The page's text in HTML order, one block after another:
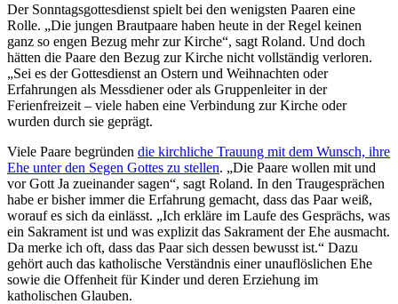
Der Sonntagsgottesdienst spielt bei den wenigsten Paaren eine
Rolle. „Die jungen Brautpaare haben heute in der Regel keinen
ganz so engen Bezug mehr zur Kirche“, sagt Roland. Und doch
hätten die Paare den Bezug zur Kirche nicht vollständig verloren.
„Sei es der Gottesdienst an Ostern und Weihnachten oder
Erfahrungen als Messdiener oder als Gruppenleiter in der
Ferienfreizeit – viele haben eine Verbindung zur Kirche oder
wurden durch sie geprägt.
Viele Paare begründen die kirchliche Trauung mit dem Wunsch, ihre
Ehe unter den Segen Gottes zu stellen. „Die Paare wollen mit und
vor Gott Ja zueinander sagen“, sagt Roland. In den Traugesprächen
habe er bisher immer die Erfahrung gemacht, dass das Paar weiß,
worauf es sich da einlässt. „Ich erkläre im Laufe des Gesprächs, was
ein Sakrament ist und was explizit das Sakrament der Ehe ausmacht.
Da merke ich oft, dass das Paar sich dessen bewusst ist.“ Dazu
gehört auch das katholische Verständnis einer unauflöslichen Ehe
sowie die Offenheit für Kinder und deren Erziehung im
katholischen Glauben.